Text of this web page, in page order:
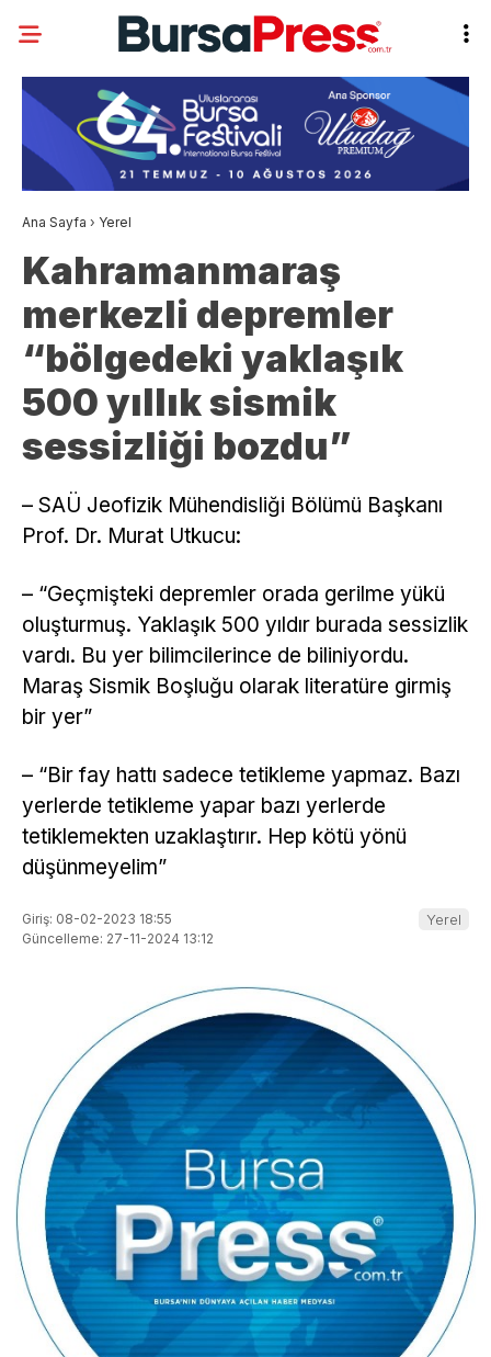
Ana Sayfa › Yerel
Kahramanmaraş
merkezli depremler
“bölgedeki yaklaşık
500 yıllık sismik
sessizliği bozdu”
– SAÜ Jeofizik Mühendisliği Bölümü Başkanı
Prof. Dr. Murat Utkucu:
– “Geçmişteki depremler orada gerilme yükü
oluşturmuş. Yaklaşık 500 yıldır burada sessizlik
vardı. Bu yer bilimcilerince de biliniyordu.
Maraş Sismik Boşluğu olarak literatüre girmiş
bir yer”
– “Bir fay hattı sadece tetikleme yapmaz. Bazı
yerlerde tetikleme yapar bazı yerlerde
tetiklemekten uzaklaştırır. Hep kötü yönü
düşünmeyelim”
Giriş: 08-02-2023 18:55
Güncelleme: 27-11-2024 13:12
Yerel